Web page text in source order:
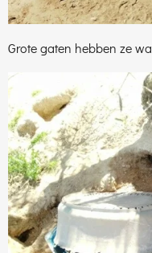
Grote gaten hebben ze